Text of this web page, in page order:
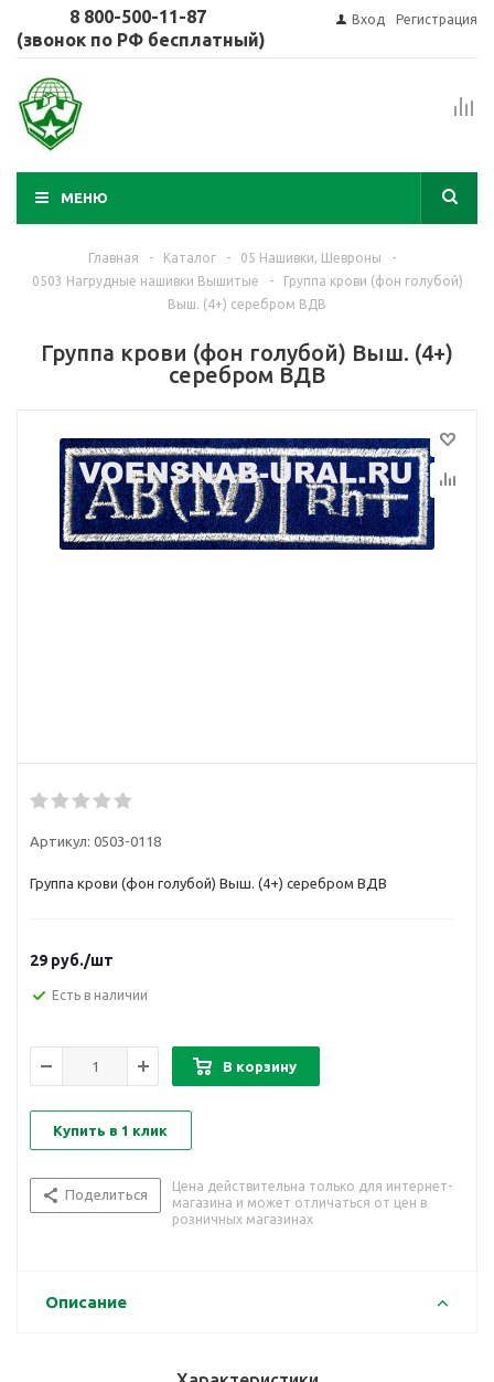
8 800-500-11-87
(звонок по РФ бесплатный)
Вход Регистрация
МЕНЮ
Главная - Каталог - 05 Нашивки, Шевроны
-
0503 Нагрудные нашивки Вышитые
-
Группа крови (фон голубой)
Выш. (4+) серебром ВДВ
Группа крови (фон голубой) Выш. (4+)
серебром ВДВ
Артикул: 0503-0118
Группа крови (фон голубой) Выш. (4+) серебром ВДВ
29 руб./шт
Есть в наличии
В корзину
Купить в 1 клик
Поделиться
Цена действительна только для интернет-
магазина и может отличаться от цен в
розничных магазинах
Описание